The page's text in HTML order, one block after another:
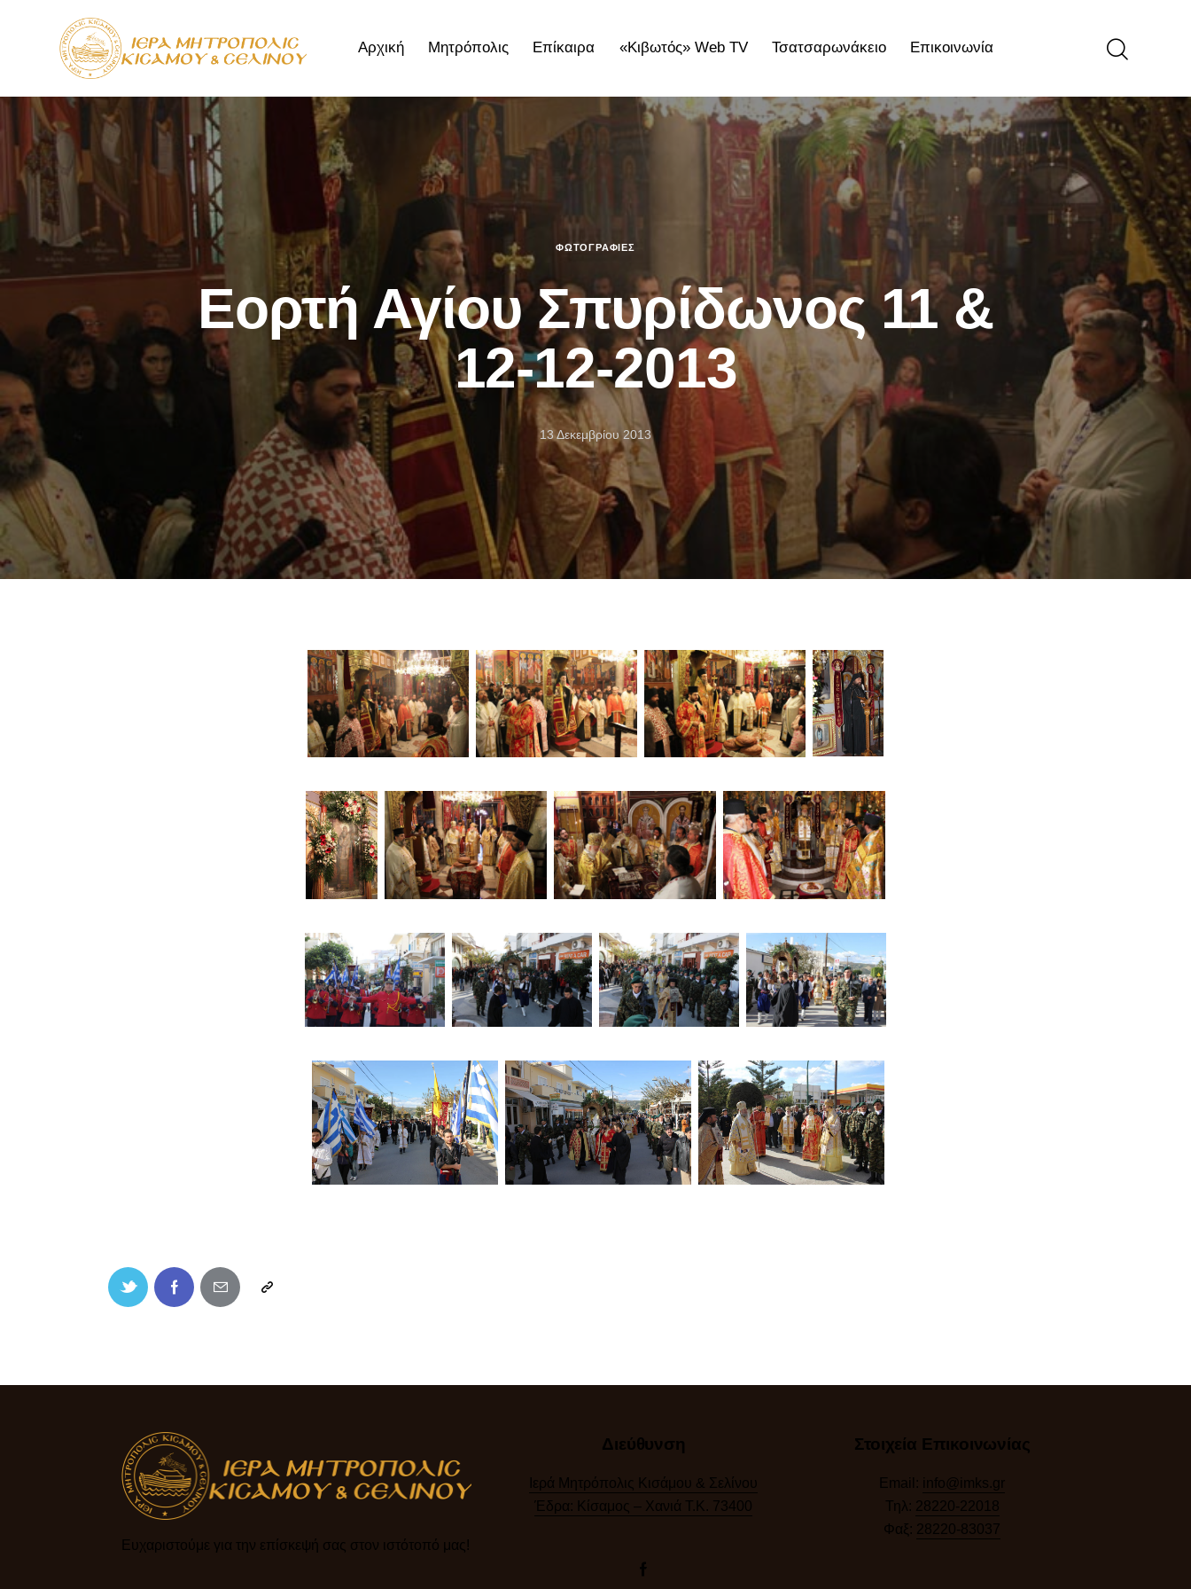
Αρχική Μητρόπολις Επίκαιρα «Κιβωτός» Web TV Τσατσαρωνάκειο Επικοινωνία
Αρχική Επίκαιρα «Κιβωτός» Web TV Τσατσαρωνάκειο Επικοινωνία
ΦΩΤΟΓΡΑΦΊΕΣ
Εορτή Αγίου Σπυρίδωνος 11 &
12-12-2013
13 Δεκεμβρίου 2013
Ευχαριστούμε για την επίσκεψή σας στον ιστότοπό μας!​
Διεύθυνση
Ιερά Μητρόπολις Κισάμου & Σελίνου
Έδρα: Κίσαμος – Χανιά Τ.Κ. 73400
Στοιχεία Επικοινωνίας
Email: info@imks.gr
Τηλ: 28220-22018
Φαξ: 28220-83037